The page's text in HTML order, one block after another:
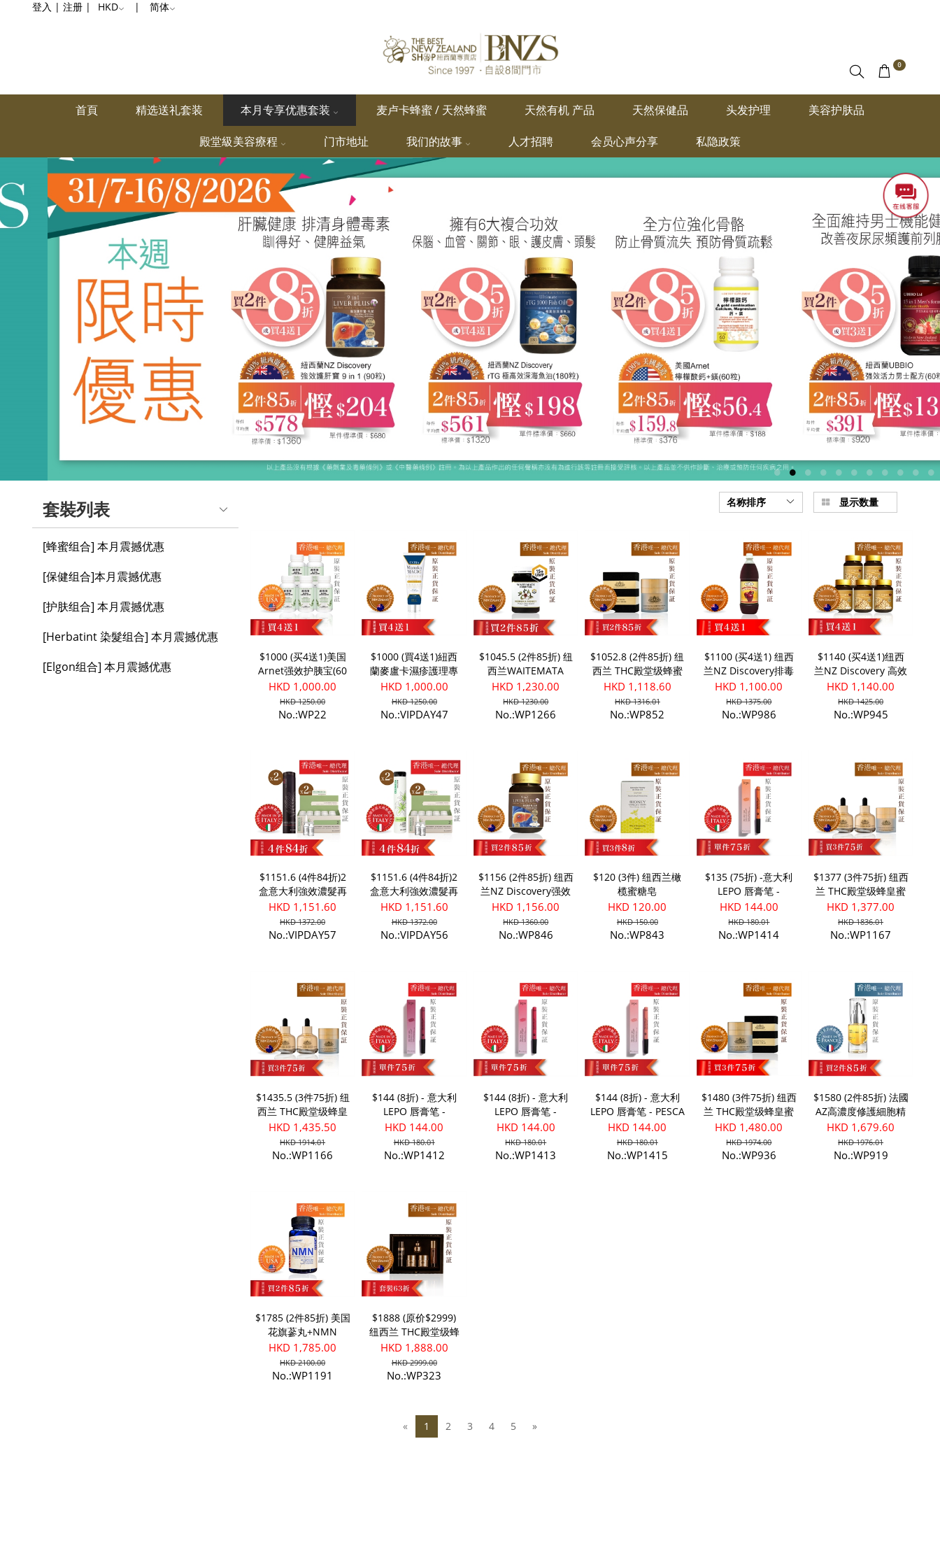
享
惠
套
装
登入 | 注册 | HKD | 简体
0
首頁 精选送礼套装 本月专享优惠套装 麦卢卡蜂蜜 / 天然蜂蜜 天然有机 产品 天然保健品 头发护理 美容护肤品
殿堂級美容療程 门市地址 我们的故事 人才招聘 会员心声分享 私隐政策
套裝列表
[蜂蜜组合] 本月震撼优惠
[保健组合]本月震撼优惠
[护肤组合] 本月震撼优惠
[Herbatint 染髮组合] 本月震撼优惠
[Elgon组合] 本月震撼优惠
显示数量
名称排序
$1000 (买4送1)美国
Arnet强效护胰宝(60
粒)
HKD 1,000.00
HKD 1250.00
No.:WP22
$1000 (買4送1)紐西
蘭麥盧卡濕疹護理專
家75g
HKD 1,000.00
HKD 1250.00
No.:VIPDAY47
$1045.5 (2件85折) 纽
西兰WAITEMATA
UMF15+ 麦卢卡蜂蜜
(250g)
HKD 1,230.00
HKD 1230.00
No.:WP1266
$1052.8 (2件85折) 纽
西兰 THC殿堂级蜂蜜
紧敷活肌紧敷晚霜
HKD 1,118.60
HKD 1316.01
No.:WP852
$1100 (买4送1) 纽西
兰NZ Discovery排毒
降酸苹果醋 [超浓缩]1
升
HKD 1,100.00
HKD 1375.00
No.:WP986
$1140 (买4送1)纽西
兰NZ Discovery 高效
卵磷脂 (120粒)
HKD 1,140.00
HKD 1425.00
No.:WP945
$1151.6 (4件84折)2
盒意大利強效濃髮再
生精華素 + 2支意大利
男士濃髮豐盈洗髮露
HKD 1,151.60
HKD 1372.00
No.:VIPDAY57
$1151.6 (4件84折)2
盒意大利強效濃髮再
生精華素 + 2支意大利
女士濃髮豐盈洗髮露
HKD 1,151.60
HKD 1372.00
No.:VIPDAY56
$1156 (2件85折) 纽西
兰NZ Discovery强效
护肝宝 9 in 1 (90粒)
HKD 1,156.00
HKD 1360.00
No.:WP846
$120 (3件) 纽西兰橄
榄蜜糖皂
HKD 120.00
HKD 150.00
No.:WP843
$135 (75折) -意大利
LEPO 唇膏笔 -
CORALLO
HKD 144.00
HKD 180.01
No.:WP1414
$1377 (3件75折) 纽西
兰 THC殿堂级蜂皇蜜
活肌精华 * 2 + 蜂皇
蜜活肌紧敷日霜
HKD 1,377.00
HKD 1836.01
No.:WP1167
$1435.5 (3件75折) 纽
西兰 THC殿堂级蜂皇
蜜活肌精华 * 2 + 蜂
皇蜜活肌紧敷晚霜
HKD 1,435.50
HKD 1914.01
No.:WP1166
$144 (8折) - 意大利
LEPO 唇膏笔 -
MALVA
HKD 144.00
HKD 180.01
No.:WP1412
$144 (8折) - 意大利
LEPO 唇膏笔 -
PEONIA
HKD 144.00
HKD 180.01
No.:WP1413
$144 (8折) - 意大利
LEPO 唇膏笔 - PESCA
HKD 144.00
HKD 180.01
No.:WP1415
$1480 (3件75折) 纽西
兰 THC殿堂级蜂皇蜜
活肌紧敷晚霜
HKD 1,480.00
HKD 1974.00
No.:WP936
$1580 (2件85折) 法國
AZ高濃度修護細胞精
華素
HKD 1,679.60
HKD 1976.01
No.:WP919
$1785 (2件85折) 美国
花旗蔘丸+NMN
HKD 1,785.00
HKD 2100.00
No.:WP1191
$1888 (原价$2999)
纽西兰 THC殿堂级蜂
皇蜜活肌礼盒
HKD 1,888.00
HKD 2999.00
No.:WP323
« 1 2 3 4 5 »